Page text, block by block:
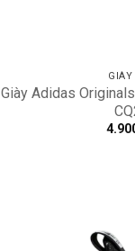
GIÀY
Giày Adidas